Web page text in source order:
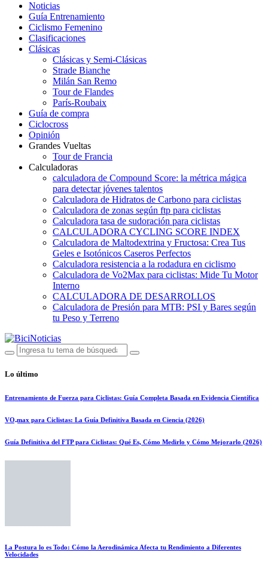
Noticias
Guía Entrenamiento
Ciclismo Femenino
Clasificaciones
Clásicas
Clásicas y Semi-Clásicas
Strade Bianche
Milán San Remo
Tour de Flandes
París-Roubaix
Guía de compra
Ciclocross
Opinión
Grandes Vueltas
Tour de Francia
Calculadoras
calculadora de Compound Score: la métrica mágica
para detectar jóvenes talentos
Calculadora de Hidratos de Carbono para ciclistas
Calculadora de zonas según ftp para ciclistas
Calculadora tasa de sudoración para ciclistas
CALCULADORA CYCLING SCORE INDEX
Calculadora de Maltodextrina y Fructosa: Crea Tus
Geles e Isotónicos Caseros Perfectos
Calculadora resistencia a la rodadura en ciclismo
Calculadora de Vo2Max para ciclistas: Mide Tu Motor
Interno
CALCULADORA DE DESARROLLOS
Calculadora de Presión para MTB: PSI y Bares según
tu Peso y Terreno
Lo último
Entrenamiento de Fuerza para Ciclistas: Guía Completa Basada en Evidencia Científica
VO₂max para Ciclistas: La Guía Definitiva Basada en Ciencia (2026)
Guía Definitiva del FTP para Ciclistas: Qué Es, Cómo Medirlo y Cómo Mejorarlo (2026)
La Postura lo es Todo: Cómo la Aerodinámica Afecta tu Rendimiento a Diferentes
Velocidades